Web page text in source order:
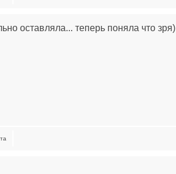
оставляла... теперь поняла что зря)